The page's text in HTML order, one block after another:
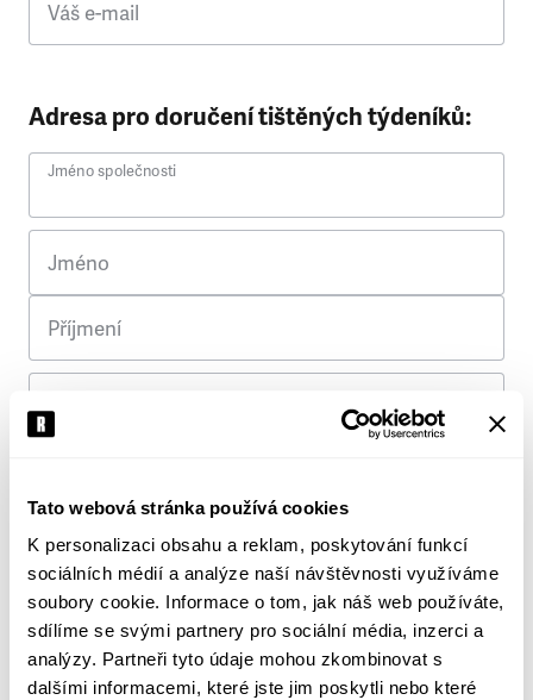
Tato webová stránka používá cookies
K personalizaci obsahu a reklam, poskytování funkcí
sociálních médií a analýze naší návštěvnosti využíváme
soubory cookie. Informace o tom, jak náš web používáte,
sdílíme se svými partnery pro sociální média, inzerci a
analýzy. Partneři tyto údaje mohou zkombinovat s
dalšími informacemi, které jste jim poskytli nebo které
Váš e-mail
Adresa pro doručení tištěných týdeníků:
Jméno společnosti
Jméno
Příjmení
Ulice
Město
PSČ
Stát